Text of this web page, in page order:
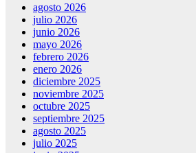
agosto 2026
julio 2026
junio 2026
mayo 2026
febrero 2026
enero 2026
diciembre 2025
noviembre 2025
octubre 2025
septiembre 2025
agosto 2025
julio 2025